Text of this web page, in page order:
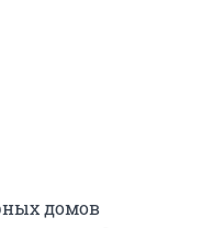
домов